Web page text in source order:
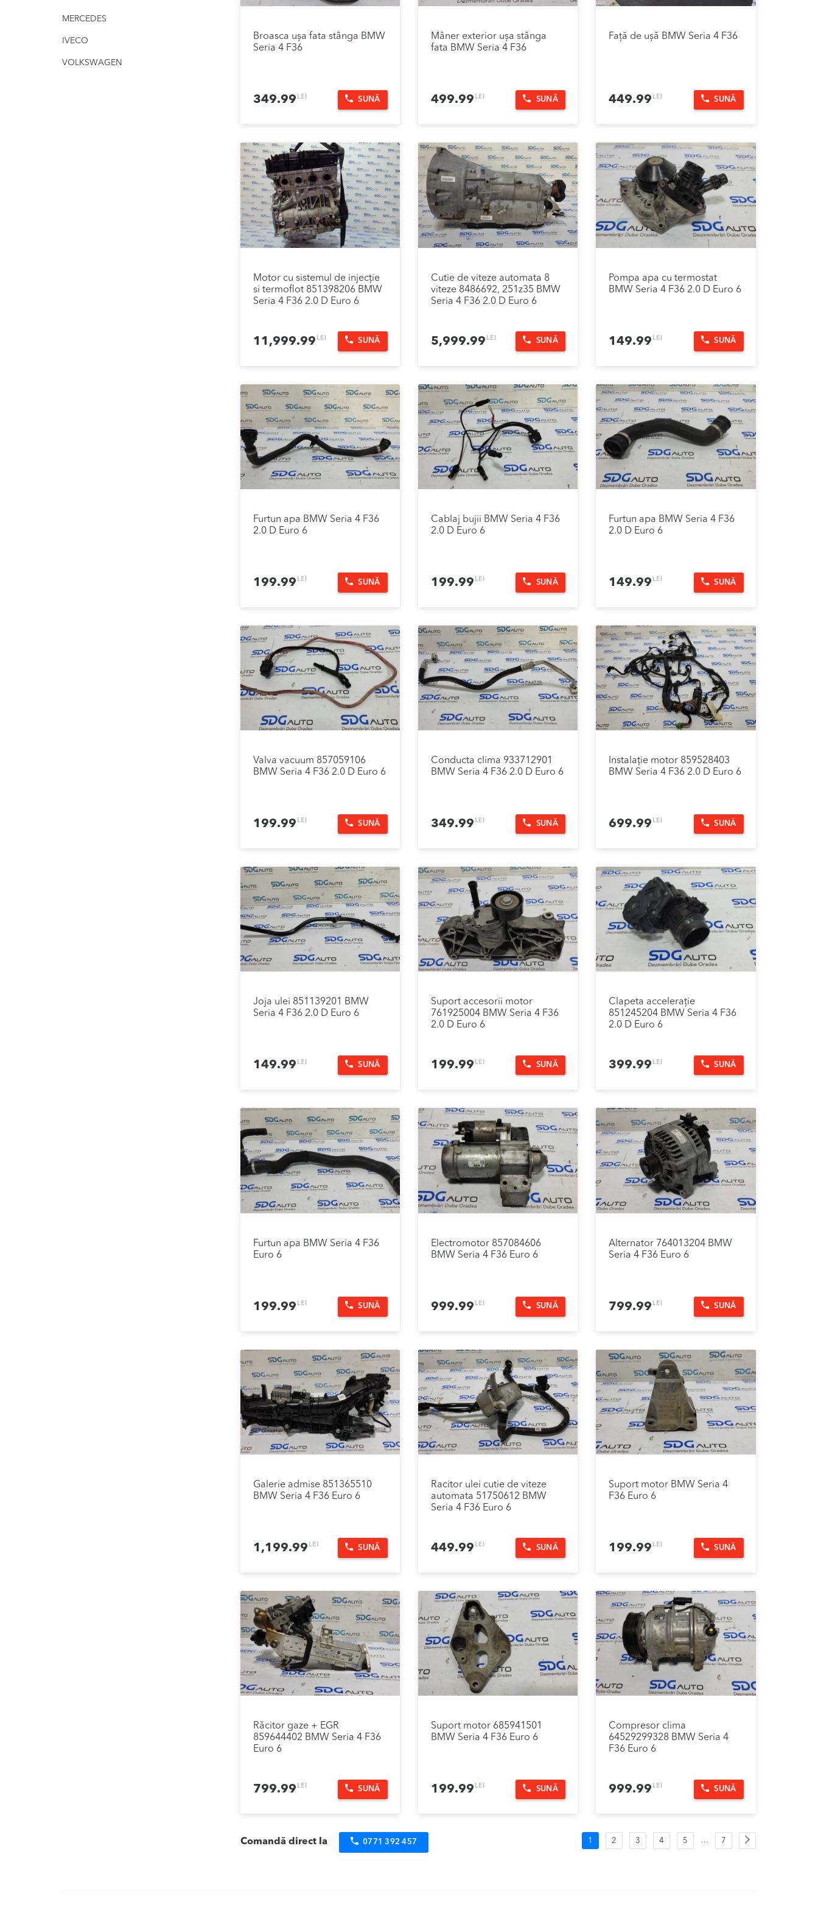
MERCEDES
IVECO
VOLKSWAGEN
Broasca ușa fata stânga BMW
Seria 4 F36
349.99 LEI SUNĂ
Mâner exterior ușa stânga
fata BMW Seria 4 F36
499.99 LEI SUNĂ
Față de ușă BMW Seria 4 F36
449.99 LEI SUNĂ
Motor cu sistemul de injecție
si termoflot 851398206 BMW
Seria 4 F36 2.0 D Euro 6
11,999.99 LEI SUNĂ
Cutie de viteze automata 8
viteze 8486692, 251z35 BMW
Seria 4 F36 2.0 D Euro 6
5,999.99 LEI SUNĂ
Pompa apa cu termostat
BMW Seria 4 F36 2.0 D Euro 6
149.99 LEI SUNĂ
Furtun apa BMW Seria 4 F36
2.0 D Euro 6
199.99 LEI SUNĂ
Cablaj bujii BMW Seria 4 F36
2.0 D Euro 6
199.99 LEI SUNĂ
Furtun apa BMW Seria 4 F36
2.0 D Euro 6
149.99 LEI SUNĂ
Valva vacuum 857059106
BMW Seria 4 F36 2.0 D Euro 6
199.99 LEI SUNĂ
Conducta clima 933712901
BMW Seria 4 F36 2.0 D Euro 6
349.99 LEI SUNĂ
Instalație motor 859528403
BMW Seria 4 F36 2.0 D Euro 6
699.99 LEI SUNĂ
Joja ulei 851139201 BMW
Seria 4 F36 2.0 D Euro 6
149.99 LEI SUNĂ
Suport accesorii motor
761925004 BMW Seria 4 F36
2.0 D Euro 6
199.99 LEI SUNĂ
Clapeta accelerație
851245204 BMW Seria 4 F36
2.0 D Euro 6
399.99 LEI SUNĂ
Furtun apa BMW Seria 4 F36
Euro 6
199.99 LEI SUNĂ
Electromotor 857084606
BMW Seria 4 F36 Euro 6
999.99 LEI SUNĂ
Alternator 764013204 BMW
Seria 4 F36 Euro 6
799.99 LEI SUNĂ
Galerie admise 851365510
BMW Seria 4 F36 Euro 6
1,199.99 LEI SUNĂ
Racitor ulei cutie de viteze
automata 51750612 BMW
Seria 4 F36 Euro 6
449.99 LEI SUNĂ
Suport motor BMW Seria 4
F36 Euro 6
199.99 LEI SUNĂ
Răcitor gaze + EGR
859644402 BMW Seria 4 F36
Euro 6
799.99 LEI SUNĂ
Suport motor 685941501
BMW Seria 4 F36 Euro 6
199.99 LEI SUNĂ
Compresor clima
64529299328 BMW Seria 4
F36 Euro 6
999.99 LEI SUNĂ
Navigare
1 2 3 4 5 … 7
Pagina
următoare
Comandă direct la 0771 392 457